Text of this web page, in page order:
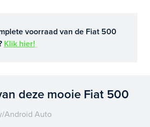
voorraad van de Fiat 500
Klik hier!
deze mooie Fiat 500
Android Auto